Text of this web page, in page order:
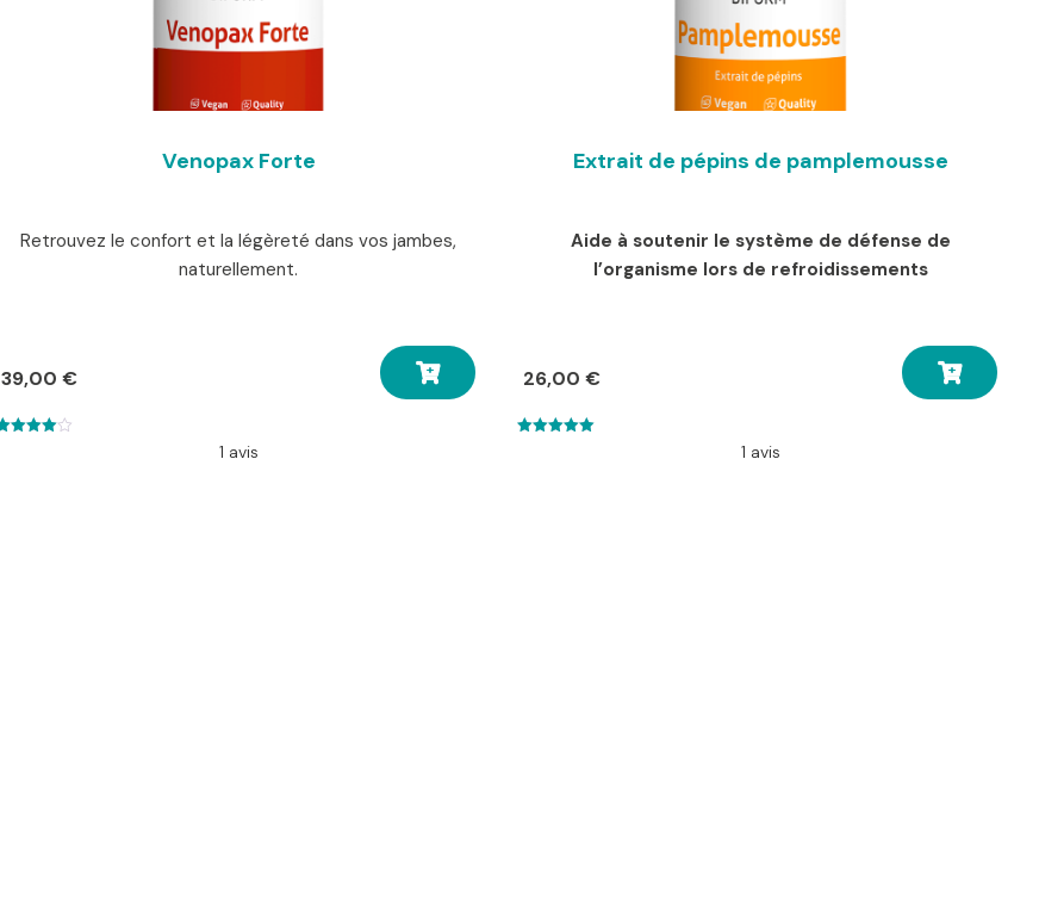
Venopax Forte
Retrouvez le confort et la légèreté dans vos jambes,
naturellement.
39,00 €
1 avis
Extrait de pépins de pamplemousse
Aide à soutenir le système de défense de
l’organisme lors de refroidissements
26,00 €
1 avis